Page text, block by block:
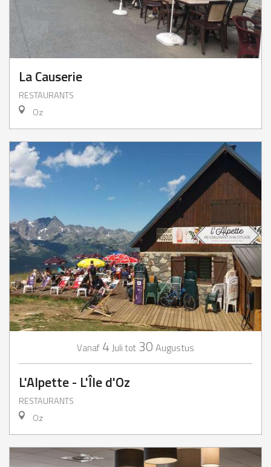
La Causerie
RESTAURANTS
Oz
Vanaf 4 Juli tot 30 Augustus
L'Alpette - L'Île d'Oz
RESTAURANTS
Oz